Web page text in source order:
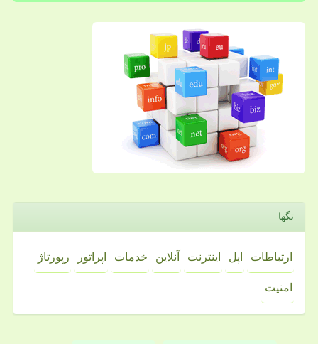
تگها
ارتباطات اپل اینترنت آنلاین خدمات اپراتور رپورتاژ
امنیت